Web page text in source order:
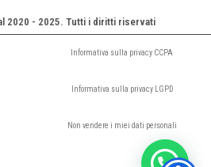
2020 - 2025. Tutti i diritti riservati
Informativa sulla privacy CCPA
Informativa sulla privacy LGPD
Non vendere i miei dati personali